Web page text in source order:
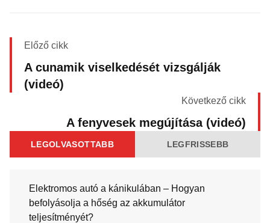
Előző cikk
A cunamik viselkedését vizsgálják
(videó)
Következő cikk
A fenyvesek megújítása (videó)
LEGOLVASOTTABB LEGFRISSEBB
Elektromos autó a kánikulában – Hogyan
befolyásolja a hőség az akkumulátor
teljesítményét?